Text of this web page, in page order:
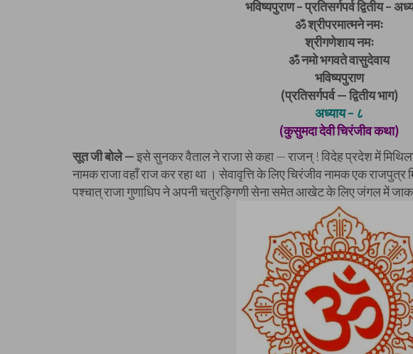
भविष्यपुराण – प्रतिसर्गपर्व द्वितीय –
ॐ श्रीपरमात्मने नमः
श्रीगणेशाय नमः
ॐ नमो भगवते वासुदेवाय
भविष्यपुराण
(प्रतिसर्गपर्व — द्वितीय भाग)
अध्याय – ८
(कुसुमदा देवी चिरंजीव कथा)
सूत जी बोले —इसे सुनकर वैताल ने राजा से कहा — राजन् ! विदेह प्रदेश में
नामक राजा वहाँ राज कर रहा था । सेवावृत्ति के लिए चिरंजीव नामक एक
पश्चात् राजा गुणाधिप ने अपनी चतुरङ्गिणी सेना समेत आखेट के लिए जंगल में